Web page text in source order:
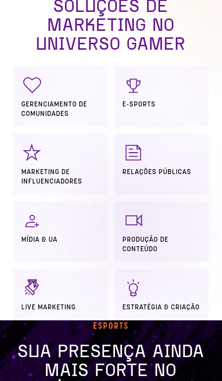
SOLUÇÕES DE
MARKETING NO
UNIVERSO GAMER
GERENCIAMENTO DE
COMUNIDADES
E-SPORTS
MARKETING DE
INFLUENCIADORES
RELAÇÕES PÚBLICAS
MÍDIA & UA
PRODUÇÃO DE
CONTEÚDO
LIVE MARKETING ESTRATÉGIA & CRIAÇÃO
ESPORTS
SUA PRESENÇA AINDA
MAIS FORTE NO